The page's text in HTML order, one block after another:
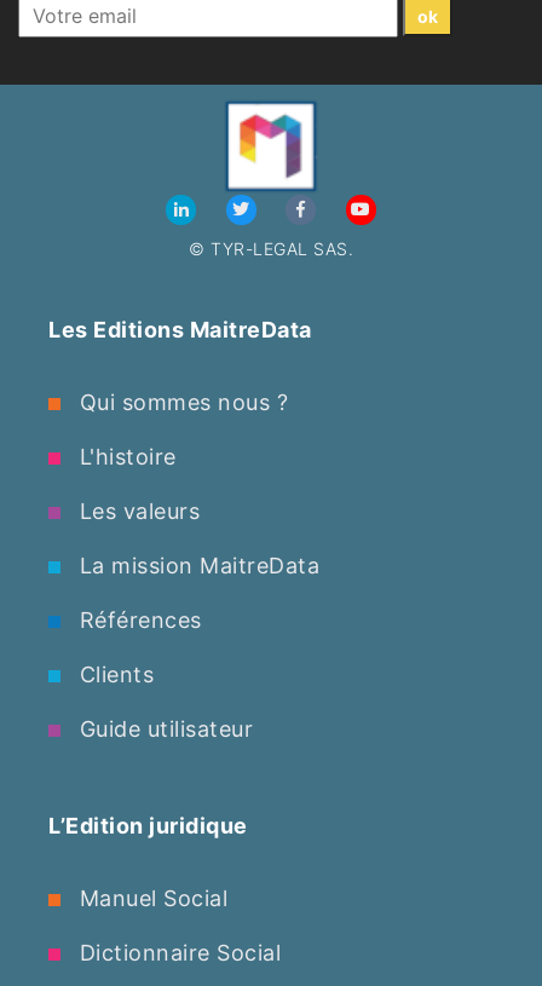
© TYR-LEGAL SAS.
Les Editions MaitreData
Qui sommes nous ?
L'histoire
Les valeurs
La mission MaitreData
Références
Clients
Guide utilisateur
L’Edition juridique
Manuel Social
Dictionnaire Social